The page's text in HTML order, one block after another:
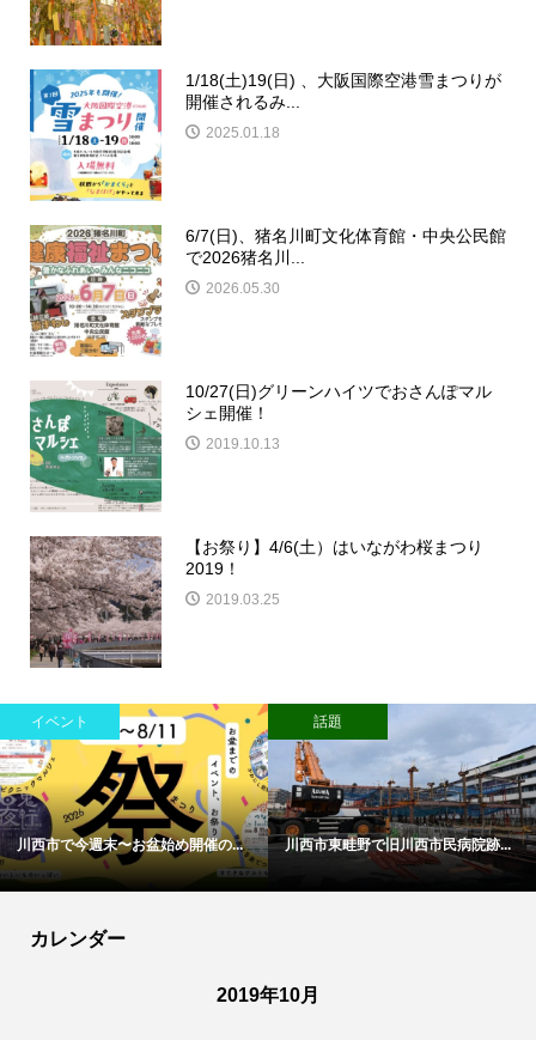
1/18(土)19(日) 、大阪国際空港雪まつりが
開催されるみ...
2025.01.18
6/7(日)、猪名川町文化体育館・中央公民館
で2026猪名川...
2026.05.30
10/27(日)グリーンハイツでおさんぽマル
シェ開催！
2019.10.13
【お祭り】4/6(土）はいながわ桜まつり
2019！
2019.03.25
イベント
川西市で今週末〜お盆始め開催の...
話題
川西市東畦野で旧川西市民病院跡...
カレンダー
2019年10月